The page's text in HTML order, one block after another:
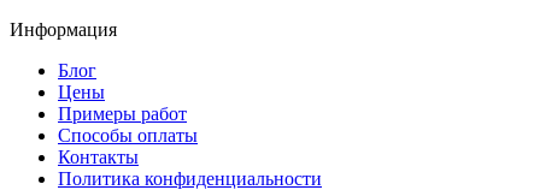
Информация
Блог
Цены
Примеры работ
Способы оплаты
Контакты
Политика конфиденциальности